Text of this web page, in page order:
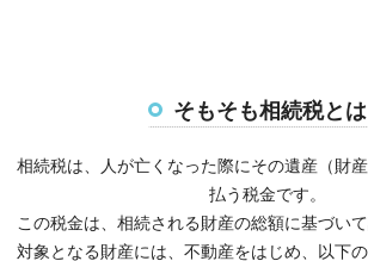
そもそも相続税とは
相続税は、人が亡くなった際にその遺産（財
払う税金です。
この税金は、相続される財産の総額に基づい
対象となる財産には、不動産をはじめ、以下